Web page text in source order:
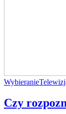
Wybieranie
Czy